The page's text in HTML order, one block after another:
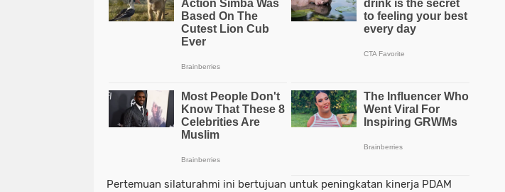
Pertemuan silaturahmi ini bertujuan untuk peningkatan kinerja PDAM